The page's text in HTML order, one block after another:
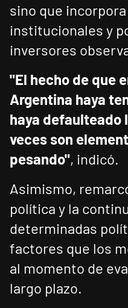
sino que
institucionales y
inversores
"El hecho de que
Argentina haya
haya defaulteado
veces son
pesando", indicó.
Asimismo,
política y la
determinadas
factores que los
al momento de
largo plazo.